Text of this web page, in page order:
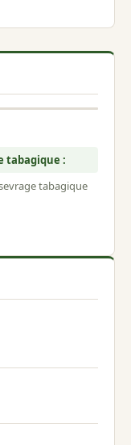
tabagique :
tabagique